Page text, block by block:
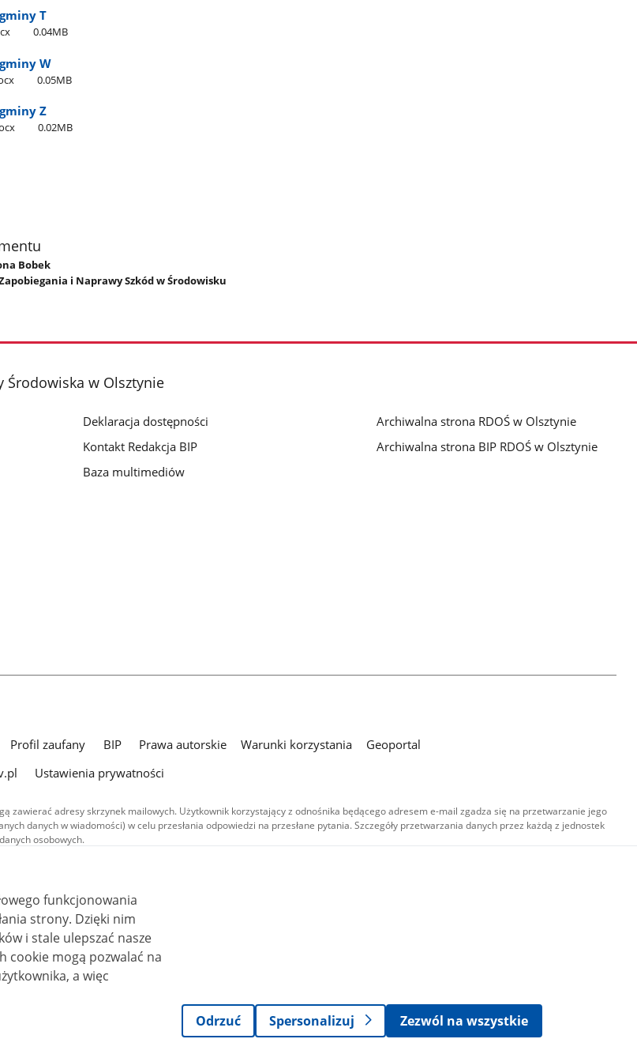
T
0.04MB
W
0.05MB
Z
0.02MB
Bobek
i Naprawy Szkód w Środowisku
Środowiska w Olsztynie
Deklaracja dostępności
Kontakt Redakcja BIP
Baza multimediów
Archiwalna strona RDOŚ w Olsztynie
Archiwalna strona BIP RDOŚ w Olsztynie
Profil zaufany BIP Prawa autorskie Warunki korzystania
Geoportal
Ustawienia prywatności
zawierać adresy skrzynek mailowych. Użytkownik korzystający z odnośnika będącego adresem e-mail zgadza się na przetwarzanie jego
danych w wiadomości) w celu przesłania odpowiedzi na przesłane pytania. Szczegóły przetwarzania danych przez każdą z jednostek
osobowych.
serwisie (z wyłączeniem treści audiowizualnych), są
Commons: uznanie autorstwa - na tych samych
Materiały audiowizualne, w tym zdjęcia, materiały audio i wideo,
Creative Commons: uznanie autorstwa użycie niekomercyjne -
BY-NC-ND 4.0), o ile nie jest to stwierdzone inaczej.
funkcjonowania
Dzięki nim
i stale ulepszać nasze
a więc
Odrzuć
Spersonalizuj Zezwól na wszystkie